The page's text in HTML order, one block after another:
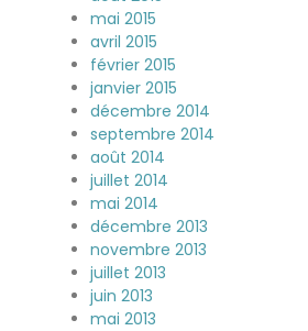
mai 2015
avril 2015
février 2015
janvier 2015
décembre 2014
septembre 2014
août 2014
juillet 2014
mai 2014
décembre 2013
novembre 2013
juillet 2013
juin 2013
mai 2013